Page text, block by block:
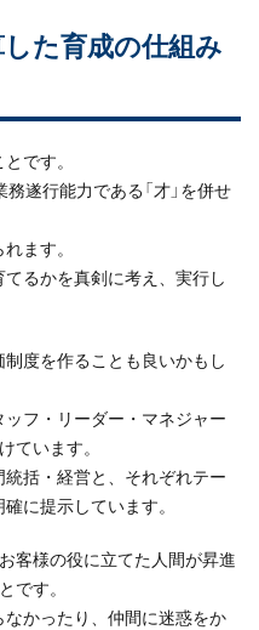
た育成の仕組み
です。
遂行能力である「才」を併せ
ます。
るかを真剣に考え、実行し
度を作ることも良いかもし
フ・リーダー・マネジャー
ています。
括・経営と、それぞれテー
に提示しています。
客様の役に立てた人間が昇進
です。
かったり、仲間に迷惑をか